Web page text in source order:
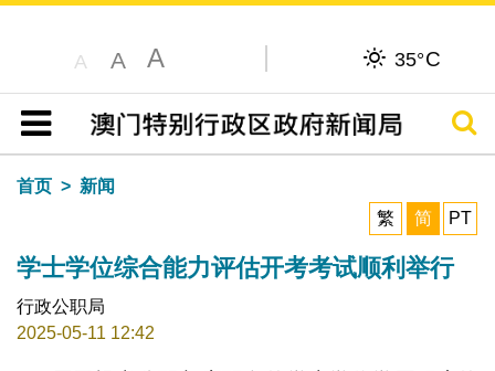
A A A 35°C
目录
搜寻
首页
新闻
繁
简 PT
学士学位综合能力评估开考考试顺利举行
行政公职局
2025-05-11 12:42